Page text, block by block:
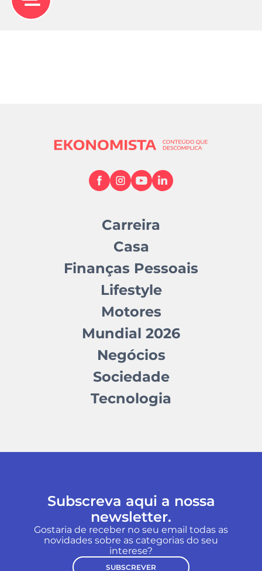
Carreira
Casa
Finanças Pessoais
Lifestyle
Motores
Mundial 2026
Negócios
Sociedade
Tecnologia
Subscreva aqui a nossa
newsletter.
Gostaria de receber no seu email todas as
novidades sobre as categorias do seu
interese?
SUBSCREVER